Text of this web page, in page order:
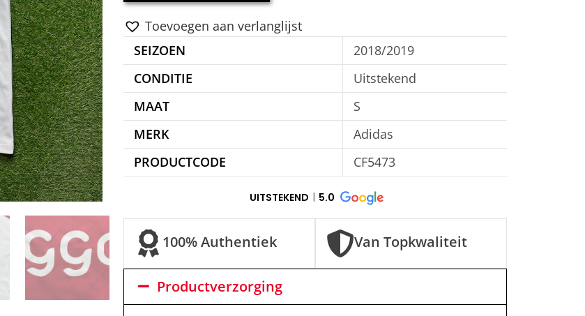
e
a
t
e
:
Toevoegen aan verlanglijst
SEIZOEN
2018/2019
CONDITIE
Uitstekend
MAAT
S
MERK
Adidas
PRODUCTCODE
CF5473
UITSTEKEND 5.0
100% Authentiek Van Topkwaliteit
Productverzorging